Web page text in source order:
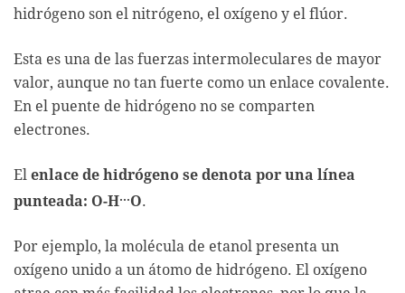
hidrógeno son el nitrógeno, el oxígeno y el flúor.
Esta es una de las fuerzas intermoleculares de mayor
valor, aunque no tan fuerte como un enlace covalente.
En el puente de hidrógeno no se comparten
electrones.
El enlace de hidrógeno se denota por una línea
punteada: O-H...O.
Por ejemplo, la molécula de etanol presenta un
oxígeno unido a un átomo de hidrógeno. El oxígeno